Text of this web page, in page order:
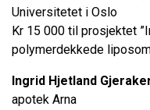
Universitetet i Oslo
Kr 15 000 til prosjektet
polymerdekkede
Ingrid Hjetland
apotek Arna